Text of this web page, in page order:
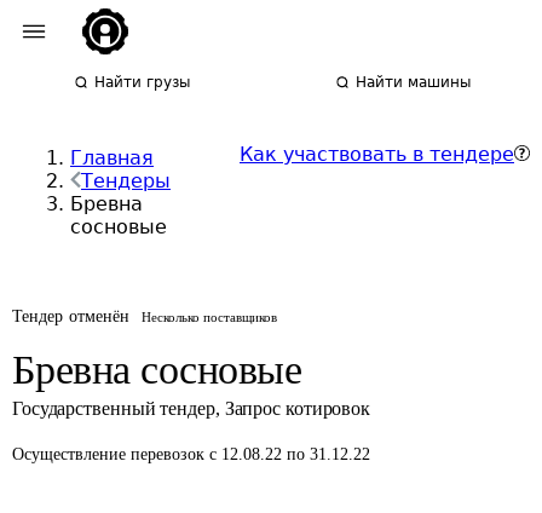
Найти грузы Найти машины
Главная
Тендеры
Бревна
сосновые
Как участвовать в тендере
Тендер отменён Несколько поставщиков
Бревна сосновые
Государственный тендер, Запрос котировок
Осуществление перевозок с 12.08.22 по 31.12.22